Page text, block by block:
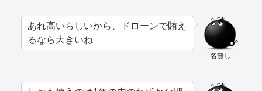
名無し
あれ高いらしいから、ドローンで賄え
るなら大きいね